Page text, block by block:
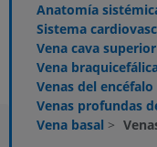
Anatomía
Sistema
Vena cava superior
Vena
Venas del encéfalo
Venas profundas
Vena basal >